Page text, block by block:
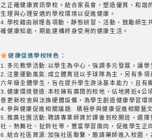
之正確健康資訊學校。結合家長會，塑造優質、和諧
生理與心理安適的學校環境以促進健康。
4.學校藉由辦理各項動、靜態研習、活動，鼓勵師生
確健康知能，期能建構終身受用的健康生活。
健康促進學校特色：
1.多元教學活動:以學生為中心，強調多元發展，讓
2.注重運動風氣:成立體育班以手球隊為主，另有多
六年級全體學生，旨在提升學生游泳基本能力，且有
3.健康環境營造:本校擁有廣闊的校地，佔地將近4公
善更新校舍與汰換硬體設備，為學生創造健康學習環
4.參與健康促進相關議題: 積極參與健康促進相關藝
5.推廣社團活動:聘請專業師資於課後到校開班，選
社、熱舞社、扯鈴社等，豐富學習面向，促進學生正
6.結合社區資源:加強社區聯繫，邀請藥師進入校園